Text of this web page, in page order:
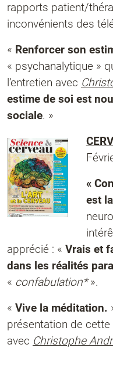
rapports patient/
inconvénients des
« Renforcer son
« psychanalytique »
l’entretien avec
estime de soi est
sociale. »
«
est
apprécié : « Vrais et
dans les réalités
« confabulation*».
« Vive la méditation.
présentation de
avec Christophe